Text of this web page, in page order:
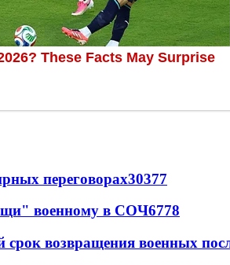
переговорах30377
военному в СОЧ6778
возвращения военных